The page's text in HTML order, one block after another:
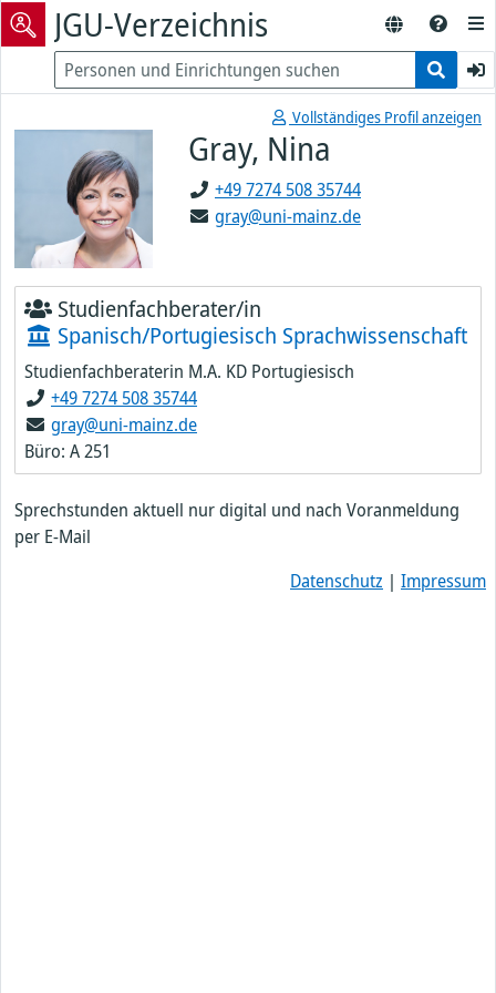
JGU-Verzeichnis
Vollständiges Profil anzeigen
Gray, Nina
+49 7274 508 35744
gray@uni-mainz.de
Studienfachberater/in
Spanisch/Portugiesisch Sprachwissenschaft
Studienfachberaterin M.A. KD Portugiesisch
+49 7274 508 35744
gray@uni-mainz.de
Büro: A 251
Sprechstunden aktuell nur digital und nach Voranmeldung
per E-Mail
Datenschutz | Impressum